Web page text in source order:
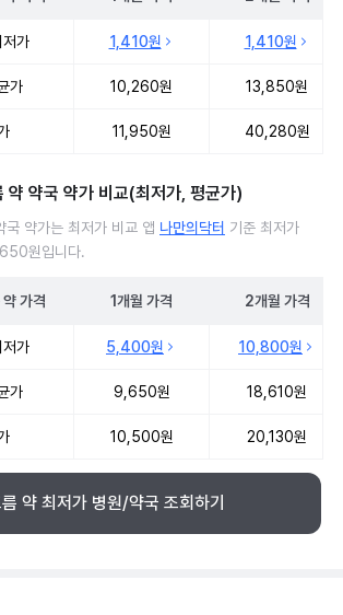
저가 1,410원 1,410원
가 10,260원 13,850원
11,950원 40,280원
약 약국 약가 비교(최저가, 평균가)
국 약가는 최저가 비교 앱 나만의닥터 기준 최저가
원입니다.
약가격 1개월 가격 2개월 가격
저가 5,400원 10,800원
가 9,650원 18,610원
10,500원 20,130원
약 최저가 병원/약국 조회하기